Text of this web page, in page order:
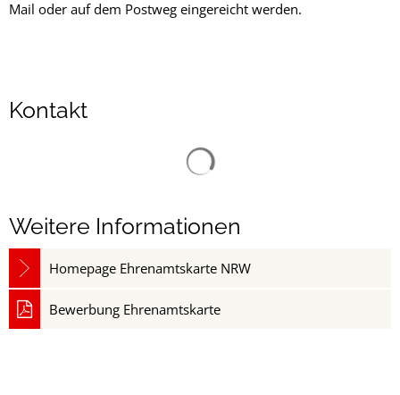
Mail oder auf dem Postweg eingereicht werden.
Kontakt
Weitere Informationen
Homepage Ehrenamtskarte NRW
Bewerbung Ehrenamtskarte